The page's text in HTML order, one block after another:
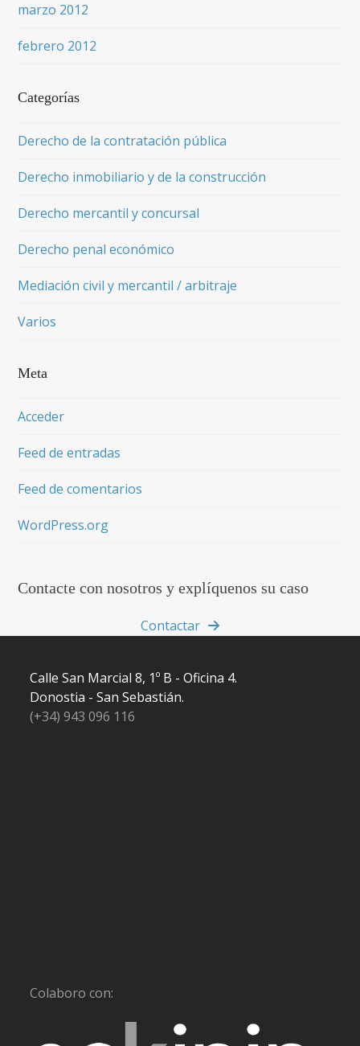
marzo 2012
febrero 2012
Categorías
Derecho de la contratación pública
Derecho inmobiliario y de la construcción
Derecho mercantil y concursal
Derecho penal económico
Mediación civil y mercantil / arbitraje
Varios
Meta
Acceder
Feed de entradas
Feed de comentarios
WordPress.org
Contacte con nosotros y explíquenos su caso
Contactar
Calle San Marcial 8, 1º B - Oficina 4.
Donostia - San Sebastián.
(+34) 943 096 116
Colaboro con: